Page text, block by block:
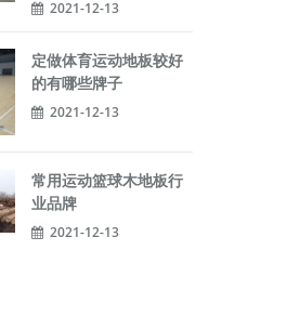
2021-12-13
定做体育运动地板较好
的有哪些牌子
2021-12-13
常用运动篮球木地板行
业品牌
2021-12-13